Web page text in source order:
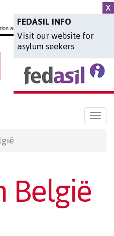
FEDASIL INFO
Visit our website for
asylum seekers
and services:
België